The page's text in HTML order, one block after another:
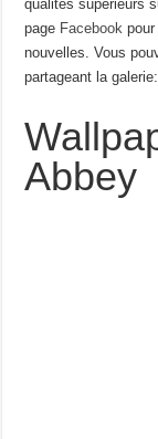
qualités supérieurs
page Facebook
nouvelles. Vous
partageant la galerie:
Abbey